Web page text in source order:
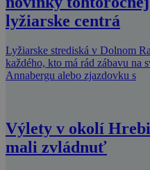
lyžiarske centrá
Lyžiarske strediská v Dolnom
každého, kto má rád zábavu na
Annabergu alebo zjazdovku s
Výlety v okolí
mali zvládnuť